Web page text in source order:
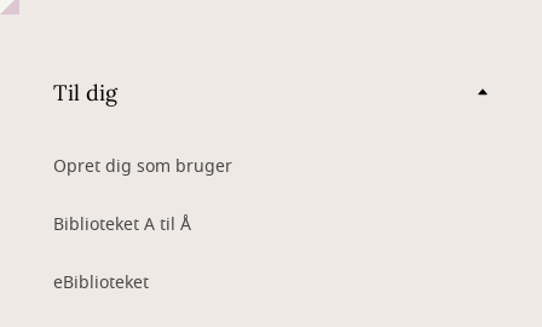
Til dig
Opret dig som bruger
Biblioteket A til Å
eBiblioteket